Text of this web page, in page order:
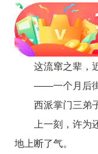
这流窜之辈，
——一个月后街
西派掌门三弟
上一刻，许
地上断了气。